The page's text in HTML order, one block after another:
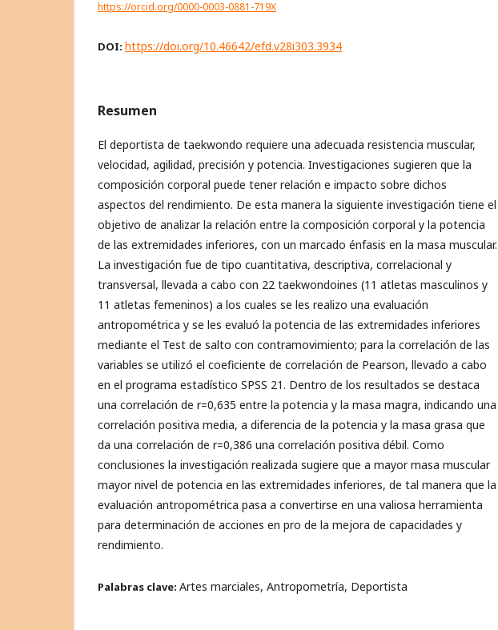
https://orcid.org/0000-0003-0881-719X
DOI: https://doi.org/10.46642/efd.v28i303.3934
Resumen
El deportista de taekwondo requiere una adecuada resistencia muscular,
velocidad, agilidad, precisión y potencia. Investigaciones sugieren que la
composición corporal puede tener relación e impacto sobre dichos
aspectos del rendimiento. De esta manera la siguiente investigación tiene el
objetivo de analizar la relación entre la composición corporal y la potencia
de las extremidades inferiores, con un marcado énfasis en la masa muscular.
La investigación fue de tipo cuantitativa, descriptiva, correlacional y
transversal, llevada a cabo con 22 taekwondoines (11 atletas masculinos y
11 atletas femeninos) a los cuales se les realizo una evaluación
antropométrica y se les evaluó la potencia de las extremidades inferiores
mediante el Test de salto con contramovimiento; para la correlación de las
variables se utilizó el coeficiente de correlación de Pearson, llevado a cabo
en el programa estadístico SPSS 21. Dentro de los resultados se destaca
una correlación de r=0,635 entre la potencia y la masa magra, indicando una
correlación positiva media, a diferencia de la potencia y la masa grasa que
da una correlación de r=0,386 una correlación positiva débil. Como
conclusiones la investigación realizada sugiere que a mayor masa muscular
mayor nivel de potencia en las extremidades inferiores, de tal manera que la
evaluación antropométrica pasa a convertirse en una valiosa herramienta
para determinación de acciones en pro de la mejora de capacidades y
rendimiento.
Palabras clave: Artes marciales, Antropometría, Deportista